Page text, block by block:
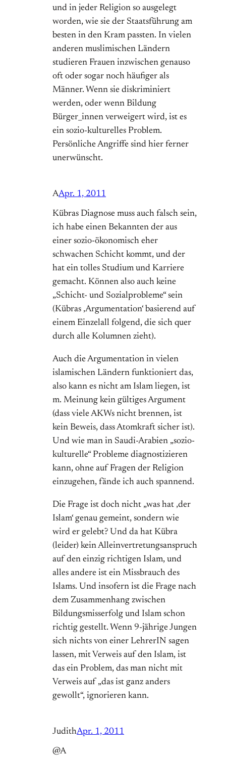
und in jeder Religion so ausgelegt
worden, wie sie der Staatsführung am
besten in den Kram passten. In vielen
anderen muslimischen Ländern
studieren Frauen inzwischen genauso
oft oder sogar noch häufiger als
Männer. Wenn sie diskriminiert
werden, oder wenn Bildung
Bürger_innen verweigert wird, ist es
ein sozio-kulturelles Problem.
Persönliche Angriffe sind hier ferner
unerwünscht.
AApr. 1, 2011
Kübras Diagnose muss auch falsch sein,
ich habe einen Bekannten der aus
einer sozio-ökonomisch eher
schwachen Schicht kommt, und der
hat ein tolles Studium und Karriere
gemacht. Können also auch keine
„Schicht- und Sozialprobleme“ sein
(Kübras ‚Argumentation‘ basierend auf
einem Einzelall folgend, die sich quer
durch alle Kolumnen zieht).
Auch die Argumentation in vielen
islamischen Ländern funktioniert das,
also kann es nicht am Islam liegen, ist
m. Meinung kein gültiges Argument
(dass viele AKWs nicht brennen, ist
kein Beweis, dass Atomkraft sicher ist).
Und wie man in Saudi-Arabien „sozio-
kulturelle“ Probleme diagnostizieren
kann, ohne auf Fragen der Religion
einzugehen, fände ich auch spannend.
Die Frage ist doch nicht „was hat ‚der
Islam‘ genau gemeint, sondern wie
wird er gelebt? Und da hat Kübra
(leider) kein Alleinvertretungsanspruch
auf den einzig richtigen Islam, und
alles andere ist ein Missbrauch des
Islams. Und insofern ist die Frage nach
dem Zusammenhang zwischen
Bildungsmisserfolg und Islam schon
richtig gestellt. Wenn 9-jährige Jungen
sich nichts von einer LehrerIN sagen
lassen, mit Verweis auf den Islam, ist
das ein Problem, das man nicht mit
Verweis auf „das ist ganz anders
gewollt“, ignorieren kann.
JudithApr. 1, 2011
@A